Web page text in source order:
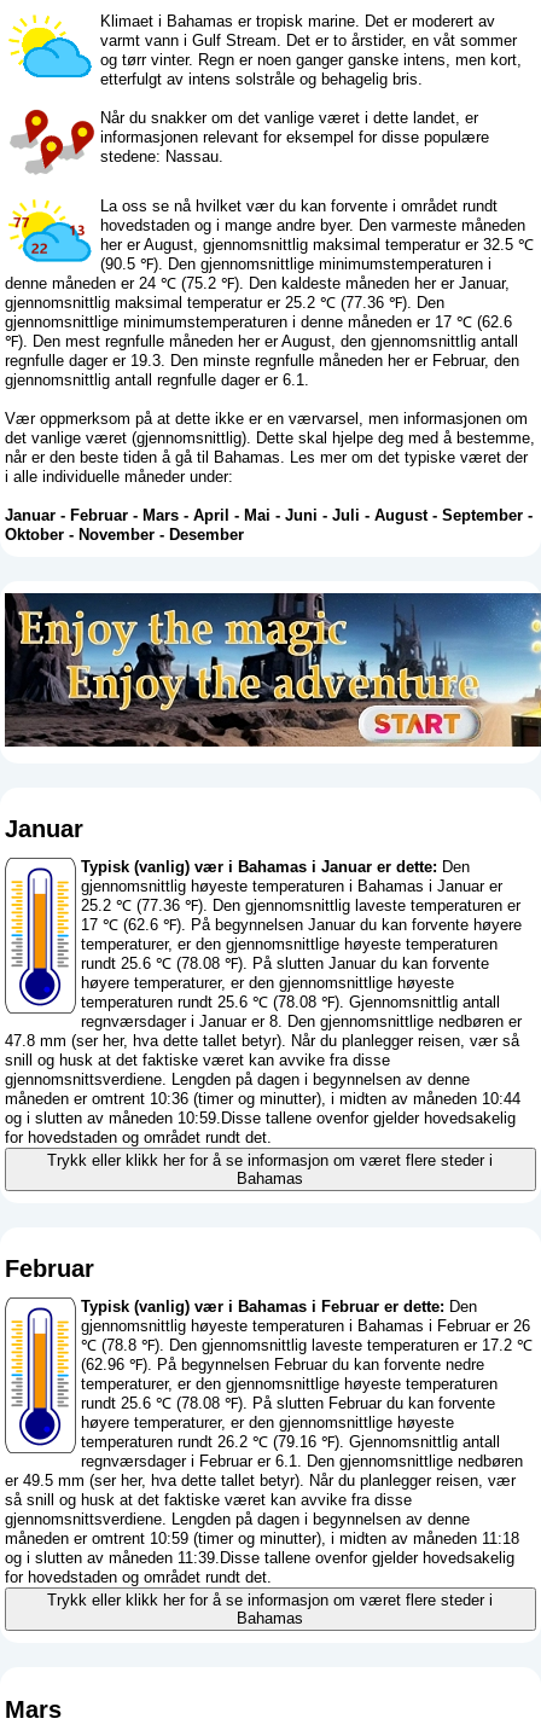
Klimaet i Bahamas er tropisk marine. Det er moderert av
varmt vann i Gulf Stream. Det er to årstider, en våt sommer
og tørr vinter. Regn er noen ganger ganske intens, men kort,
etterfulgt av intens solstråle og behagelig bris.
Når du snakker om det vanlige været i dette landet, er
informasjonen relevant for eksempel for disse populære
stedene: Nassau.
La oss se nå hvilket vær du kan forvente i området rundt
hovedstaden og i mange andre byer. Den varmeste måneden
her er August, gjennomsnittlig maksimal temperatur er 32.5 ℃
(90.5 ℉). Den gjennomsnittlige minimumstemperaturen i
denne måneden er 24 ℃ (75.2 ℉). Den kaldeste måneden her er Januar,
gjennomsnittlig maksimal temperatur er 25.2 ℃ (77.36 ℉). Den
gjennomsnittlige minimumstemperaturen i denne måneden er 17 ℃ (62.6
℉). Den mest regnfulle måneden her er August, den gjennomsnittlig antall
regnfulle dager er 19.3. Den minste regnfulle måneden her er Februar, den
gjennomsnittlig antall regnfulle dager er 6.1.
Vær oppmerksom på at dette ikke er en værvarsel, men informasjonen om
det vanlige været (gjennomsnittlig). Dette skal hjelpe deg med å bestemme,
når er den beste tiden å gå til Bahamas. Les mer om det typiske været der
i alle individuelle måneder under:
Januar -Februar -Mars -April -Mai -Juni -Juli -August-September -
Oktober -November -Desember
Januar
Typisk (vanlig) vær i Bahamas i Januar er dette: Den
gjennomsnittlig høyeste temperaturen i Bahamas i Januar er
25.2 ℃ (77.36 ℉). Den gjennomsnittlig laveste temperaturen er
17 ℃ (62.6 ℉). På begynnelsen Januar du kan forvente høyere
temperaturer, er den gjennomsnittlige høyeste temperaturen
rundt 25.6 ℃ (78.08 ℉). På slutten Januar du kan forvente
høyere temperaturer, er den gjennomsnittlige høyeste
temperaturen rundt 25.6 ℃ (78.08 ℉). Gjennomsnittlig antall
regnværsdager i Januar er 8. Den gjennomsnittlige nedbøren er
47.8 mm (ser her, hva dette tallet betyr). Når du planlegger reisen, vær så
snill og husk at det faktiske været kan avvike fra disse
gjennomsnittsverdiene. Lengden på dagen i begynnelsen av denne
måneden er omtrent 10:36 (timer og minutter), i midten av måneden 10:44
og i slutten av måneden 10:59.Disse tallene ovenfor gjelder hovedsakelig
for hovedstaden og området rundt det.
Trykk eller klikk her for å se informasjon om været flere steder i
Bahamas
Februar
Typisk (vanlig) vær i Bahamas i Februar er dette: Den
gjennomsnittlig høyeste temperaturen i Bahamas i Februar er 26
℃ (78.8 ℉). Den gjennomsnittlig laveste temperaturen er 17.2 ℃
(62.96 ℉). På begynnelsen Februar du kan forvente nedre
temperaturer, er den gjennomsnittlige høyeste temperaturen
rundt 25.6 ℃ (78.08 ℉). På slutten Februar du kan forvente
høyere temperaturer, er den gjennomsnittlige høyeste
temperaturen rundt 26.2 ℃ (79.16 ℉). Gjennomsnittlig antall
regnværsdager i Februar er 6.1. Den gjennomsnittlige nedbøren
er 49.5 mm (ser her, hva dette tallet betyr). Når du planlegger reisen, vær
så snill og husk at det faktiske været kan avvike fra disse
gjennomsnittsverdiene. Lengden på dagen i begynnelsen av denne
måneden er omtrent 10:59 (timer og minutter), i midten av måneden 11:18
og i slutten av måneden 11:39.Disse tallene ovenfor gjelder hovedsakelig
for hovedstaden og området rundt det.
Trykk eller klikk her for å se informasjon om været flere steder i
Bahamas
Mars